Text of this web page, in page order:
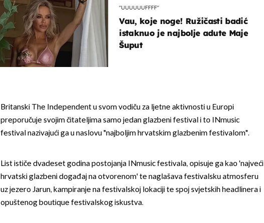
"UUUUUUFFFF"
Vau, koje noge! Ružičasti badić
istaknuo je najbolje adute Maje
Šuput
Britanski The Independent u svom vodiču za ljetne aktivnosti u Europi
preporučuje svojim čitateljima samo jedan glazbeni festival i to INmusic
festival nazivajući ga u naslovu "najboljim hrvatskim glazbenim festivalom".
List ističe dvadeset godina postojanja INmusic festivala, opisuje ga kao 'najveći
hrvatski glazbeni događaj na otvorenom' te naglašava festivalsku atmosferu
uz jezero Jarun, kampiranje na festivalskoj lokaciji te spoj svjetskih headlinera i
opuštenog boutique festivalskog iskustva.